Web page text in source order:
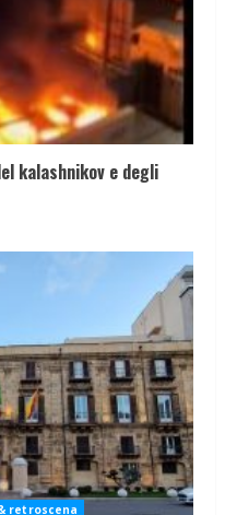
kalashnikov e degli
retroscena